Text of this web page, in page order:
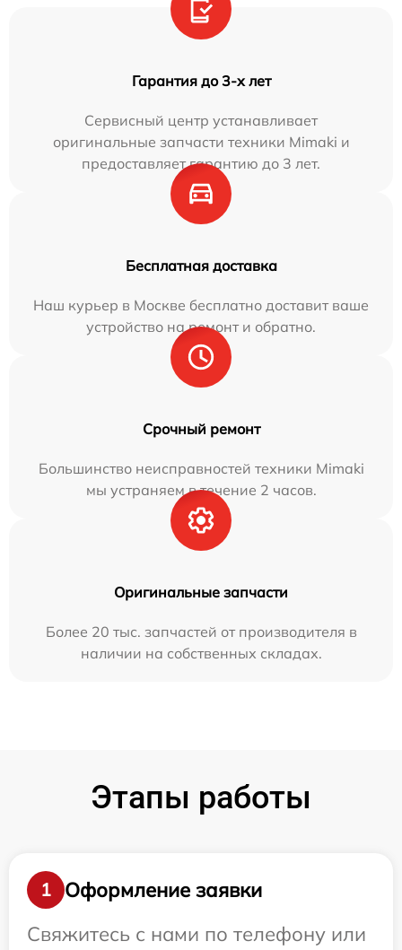
Гарантия до 3-х лет
Сервисный центр устанавливает
оригинальные запчасти техники Mimaki и
предоставляет гарантию до 3 лет.
Бесплатная доставка
Наш курьер в Москве бесплатно доставит ваше
устройство на ремонт и обратно.
Срочный ремонт
Большинство неисправностей техники Mimaki
мы устраняем в течение 2 часов.
Оригинальные запчасти
Более 20 тыс. запчастей от производителя в
наличии на собственных складах.
Этапы работы
1
Оформление заявки
Свяжитесь с нами по телефону или